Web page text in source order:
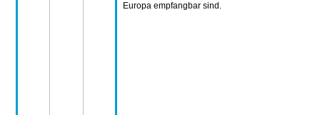
Europa empfangbar sind.